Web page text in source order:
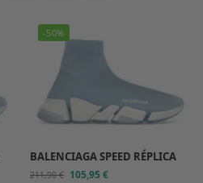
-50%
BALENCIAGA SPEED RÉPLICA
211,90€ 105,95€